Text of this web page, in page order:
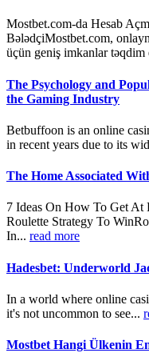
Mostbet.com-da Hesab
BələdçiMostbet.com,
üçün geniş imkanlar təqdim
The Psychology and
the Gaming Industry
Betbuffoon is an online
in recent years due to its
The Home Associated
7 Ideas On How To Get At
Roulette Strategy To
In... read more
Hadesbet: Underworld
In a world where online
it's not uncommon to see...
Mostbet Hangi Ülkenin